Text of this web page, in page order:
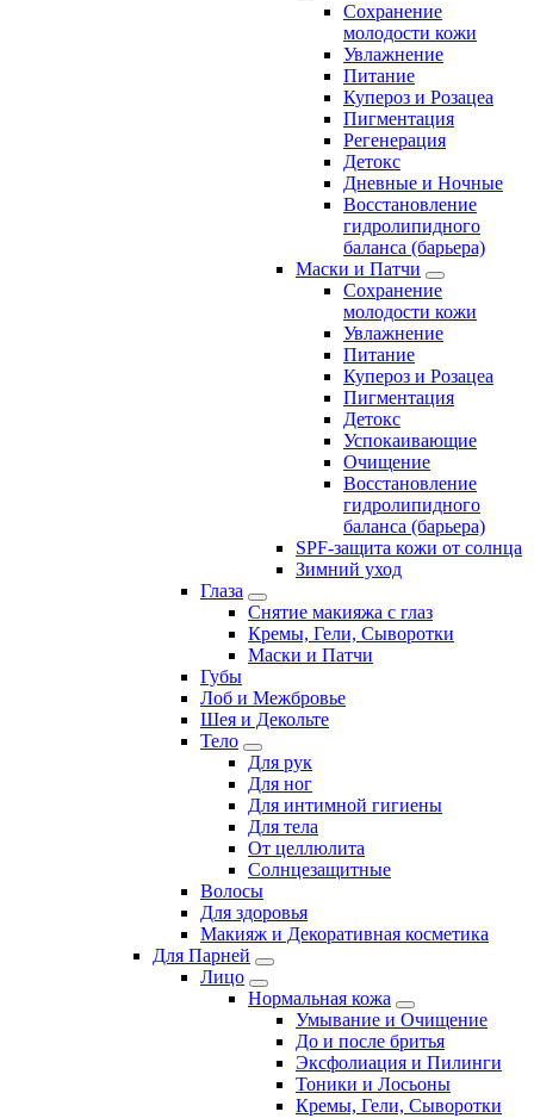
Сохранение
молодости кожи
Увлажнение
Питание
Купероз и Розацеа
Пигментация
Регенерация
Детокс
Дневные и Ночные
Восстановление
гидролипидного
баланса (барьера)
Маски и Патчи
Сохранение
молодости кожи
Увлажнение
Питание
Купероз и Розацеа
Пигментация
Детокс
Успокаивающие
Очищение
Восстановление
гидролипидного
баланса (барьера)
SPF-защита кожи от солнца
Зимний уход
Глаза
Снятие макияжа с глаз
Кремы, Гели, Сыворотки
Маски и Патчи
Губы
Лоб и Межбровье
Шея и Декольте
Тело
Для рук
Для ног
Для интимной гигиены
Для тела
От целлюлита
Солнцезащитные
Волосы
Для здоровья
Макияж и Декоративная косметика
Для Парней
Лицо
Нормальная кожа
Умывание и Очищение
До и после бритья
Эксфолиация и Пилинги
Тоники и Лосьоны
Кремы, Гели, Сыворотки